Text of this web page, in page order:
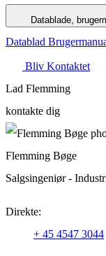
Datablade,
Datablad
Bliv Kontaktet
Lad Flemming
kontakte dig
Flemming Bøge
Salgsingeniør -
Direkte:
+ 45 4547 3044